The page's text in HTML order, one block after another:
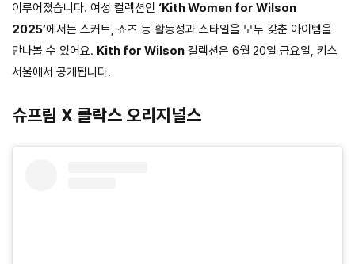
이루어졌습니다. 여성 컬렉션인 ‘Kith Women for Wilson
2025’에서는 스커트, 쇼츠 등 활동성과 스타일을 모두 갖춘 아이템을
만나볼 수 있어요. Kith for Wilson 컬렉션은 6월 20일 금요일, 키스
서울에서 공개됩니다.
슈프림 X 클락스 오리지널스